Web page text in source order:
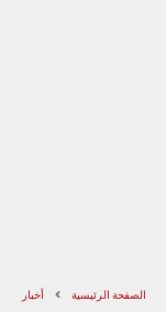
الصفحة الرئيسية أخبار